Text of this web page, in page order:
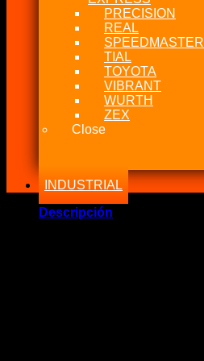
PRECISION
REAL
SPEEDMASTER
TIAL
TOYOTA
VIBRANT
WURTH
ZEX
Close
INDUSTRIAL
Descripción